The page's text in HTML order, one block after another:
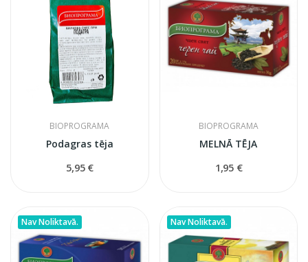
BIOPROGRAMA
Podagras tēja
5,95 €
BIOPROGRAMA
MELNĀ TĒJA
1,95 €
Nav Noliktavā. Nav Noliktavā.